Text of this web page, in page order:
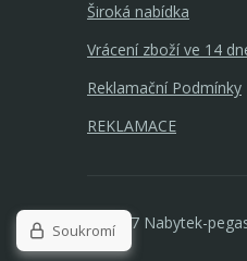
Široká nabídka
Vrácení zboží ve 14
Reklamační Podmínky
REKLAMACE
© 2017 Nabytek-
Soukromí